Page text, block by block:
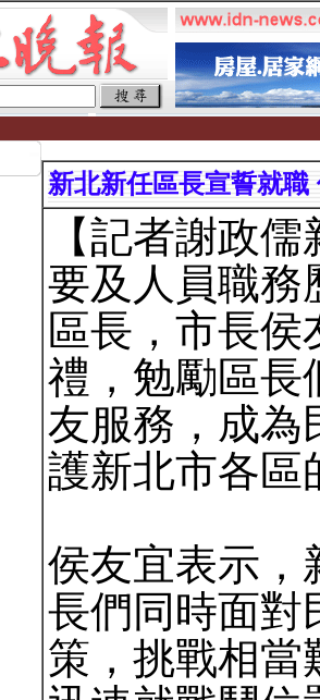
新北新任區長宣誓就
【記者謝政
要及人員職務
區長，市長
禮，勉勵區長
友服務，成為
護新北市各區
侯友宜表示，
長們同時面對
策，挑戰相當